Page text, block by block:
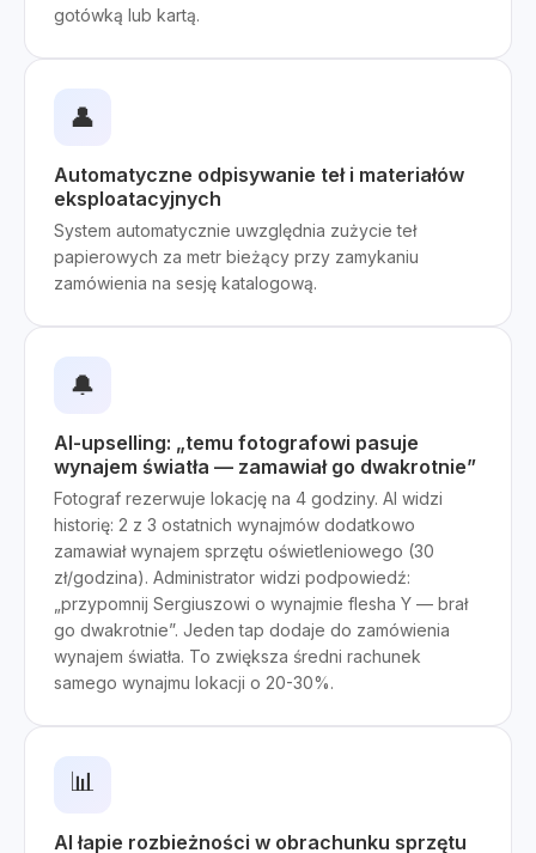
gotówką lub kartą.
👤
Automatyczne odpisywanie teł i materiałów
eksploatacyjnych
System automatycznie uwzględnia zużycie teł
papierowych za metr bieżący przy zamykaniu
zamówienia na sesję katalogową.
🔔
AI-upselling: „temu fotografowi pasuje
wynajem światła — zamawiał go dwakrotnie”
Fotograf rezerwuje lokację na 4 godziny. AI widzi
historię: 2 z 3 ostatnich wynajmów dodatkowo
zamawiał wynajem sprzętu oświetleniowego (30
zł/godzina). Administrator widzi podpowiedź:
„przypomnij Sergiuszowi o wynajmie flesha Y — brał
go dwakrotnie”. Jeden tap dodaje do zamówienia
wynajem światła. To zwiększa średni rachunek
samego wynajmu lokacji o 20-30%.
📊
AI łapie rozbieżności w obrachunku sprzętu